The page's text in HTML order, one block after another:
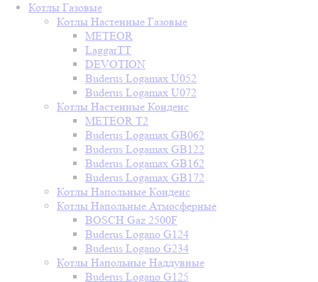
Котлы Газовые
Котлы Настенные Газовые
METEOR
LaggarTT
DEVOTION
Buderus Logamax U052
Buderus Logamax U072
Котлы Настенные Конденс
METEOR T2
Buderus Logamax GB062
Buderus Logamax GB122
Buderus Logamax GB162
Buderus Logamax GB172
Котлы Напольные Конденс
Котлы Напольные Атмосферные
BOSCH Gaz 2500F
Buderus Logano G124
Buderus Logano G234
Котлы Напольные Наддувные
Buderus Logano G125